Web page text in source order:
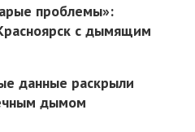
проблемы»:
с дымящим
данные раскрыли
дымом